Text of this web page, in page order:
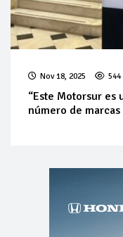
Nov 18, 2025 544
“Este Motorsur
número de marcas